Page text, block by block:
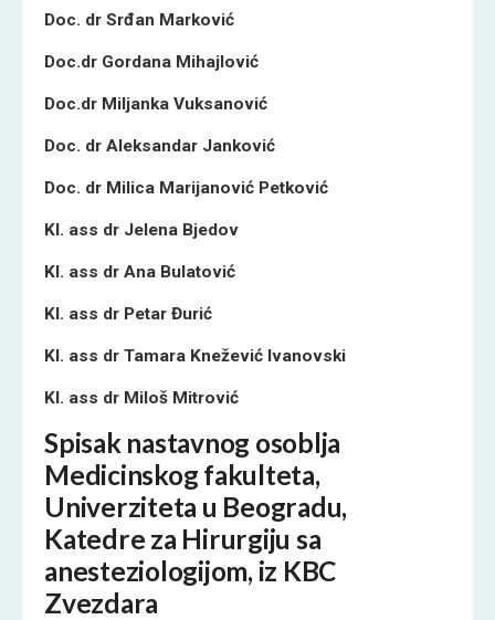
Doc. dr Srđan Marković
Doc.dr Gordana Mihajlović
Doc.dr Miljanka Vuksanović
Doc. dr Aleksandar Janković
Doc. dr Milica Marijanović Petković
Kl. ass dr Jelena Bjedov
Kl. ass dr Ana Bulatović
Kl. ass dr Petar Đurić
Kl. ass dr Tamara Knežević Ivanovski
Kl. ass dr Miloš Mitrović
Spisak nastavnog osoblja
Medicinskog fakulteta,
Univerziteta u Beogradu,
Katedre za Hirurgiju sa
anesteziologijom, iz KBC
Zvezdara